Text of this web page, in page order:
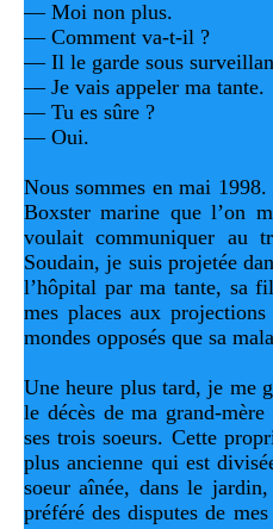
— Moi non plus.
— Comment va-t-il ?
— Il le garde sous
— Je vais appeler ma tante.
— Tu es sûre ?
— Oui.
Nous sommes en mai 1998.
Boxster marine que l’on
voulait communiquer au
Soudain, je suis projetée
l’hôpital par ma tante, sa
mes places aux
mondes opposés que sa
Une heure plus tard, je me
le décès de ma grand-
ses trois soeurs. Cette
plus ancienne qui est
soeur aînée, dans le
préféré des disputes de